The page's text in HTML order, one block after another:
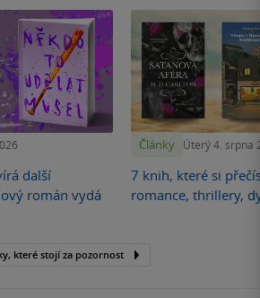
další
román vydá
Články Úterý 4. srpna
7 knih, které si
romance, thrillery,
které stojí za pozornost